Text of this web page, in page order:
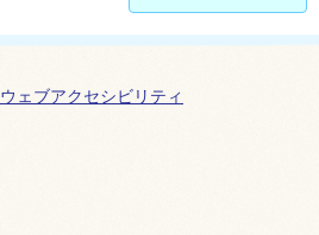
ウェブアクセシビリティ